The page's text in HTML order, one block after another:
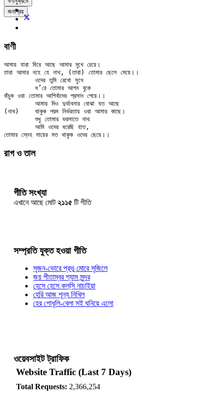
জনপ্রিয়
বাণী
আমায় যারা ঘিরে আছে আমার মুখে চেয়ে।
তারা আমার নহে হে নাথ, (তারা) তোমার ছেলে মেয়ে।।
বাঁচুক ওরা তোমার আশির্বাদের প্রসাদ পেয়ে।।
(নাথ)	থাকুক পরম নির্ভরতায় ওরা আমার কাছে।
রাগ ও তাল
গীতি সংখ্যা
এখানে আছে মোট২১১৫ টি গীতি
সম্প্রতি যুক্ত হওয়া গীতি
সৃজন-ভোরে প্রভু মোরে সৃজিলে
জয় পীতাম্বর শ্যাম সুন্দর
হেসে হেসে কল্‌সি নাচাইয়া
হেরি আজ শূন্য নিখিল
হের গোধূলি-বেলা সই ঘনিয়ে এলো
ওয়েবসাইট ট্রাফিক
Website Traffic (Last 7 Days)
Total Requests: 2,366,254